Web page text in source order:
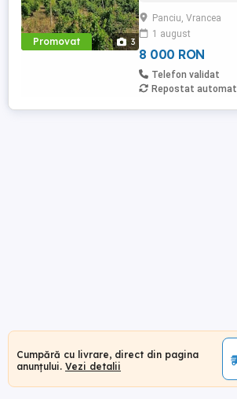
Promovat 3
Panciu, Vrancea
1 august
8 000 RON
Telefon validat
Repostat automat
Cumpără cu livrare, direct din pagina
anunțului. Vezi detalii